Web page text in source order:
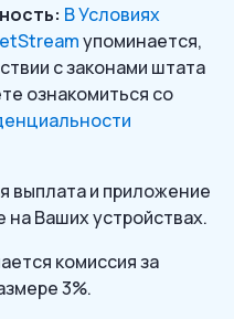
В Условиях
упоминается,
с законами штата
ознакомиться со
выплата и приложение
Ваших устройствах.
комиссия за
3%.